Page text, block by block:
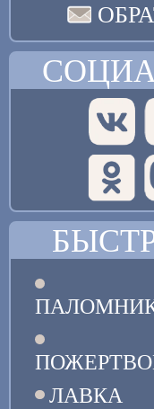
ЛАВКА